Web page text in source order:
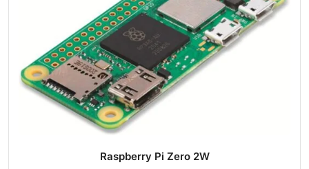
Raspberry Pi Zero 2W